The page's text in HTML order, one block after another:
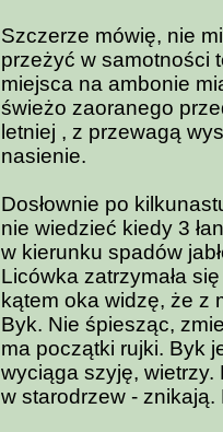
Szczerze mówię, nie
przeżyć w samotności
miejsca na ambonie
świeżo zaoranego
letniej , z przewagą
nasienie.
Dosłownie po
nie wiedzieć kiedy 3
w kierunku spadów
Licówka zatrzymała
kątem oka widzę, że z
Byk. Nie śpiesząc,
ma początki rujki. Byk
wyciąga szyję, wietrzy.
w starodrzew -